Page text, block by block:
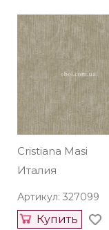
Cristiana Masi
Италия
Артикул: 327099
Купить